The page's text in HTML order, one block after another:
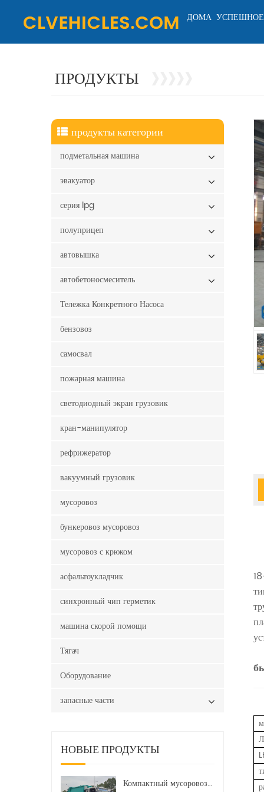
ДОМА
ПРОДУКТЫ
продукты категории
подметальная машина
эвакуатор
серия lpg
полуприцеп
автовышка
автобетоносмеситель
Тележка Конкретного Насоса
бензовоз
самосвал
пожарная машина
светодиодный экран грузовик
кран-манипулятор
рефрижератор
вакуумный грузовик
мусоровоз
бункеровоз мусоровоз
мусоровоз с крюком
асфальтоукладчик
синхронный чип герметик
машина скорой помощи
Тягач
Оборудование
запасные части
НОВЫЕ ПРОДУКТЫ
Компактный мусоровоз HOWO LHD 4x2 160 л.с. 12 куб. м